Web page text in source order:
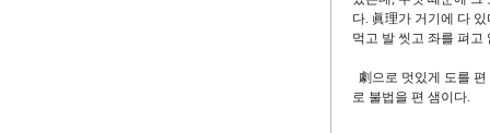
다. 眞理가 거기에 다
먹고 발 씻고 좌를 펴고
劇으로 멋있게 도를
로 불법을 편 샘이다.